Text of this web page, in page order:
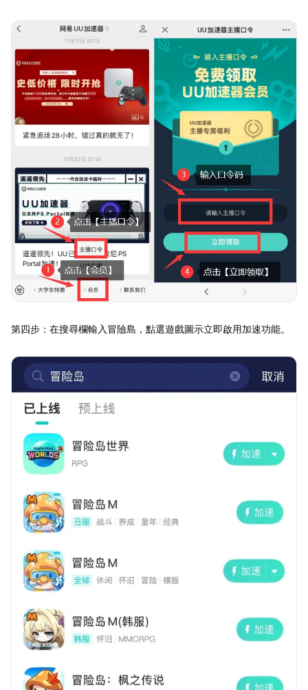
第四步：在搜尋欄輸入冒險島，點選遊戲圖示立即啟用加速功能。